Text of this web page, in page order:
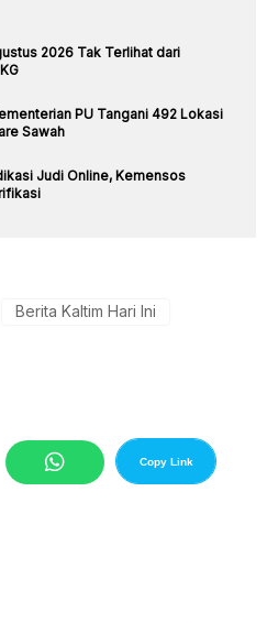
2026 Tak Terlihat dari
PU Tangani 492 Lokasi
Sawah
Judi Online, Kemensos
Berita Kaltim Hari Ini
Copy Link